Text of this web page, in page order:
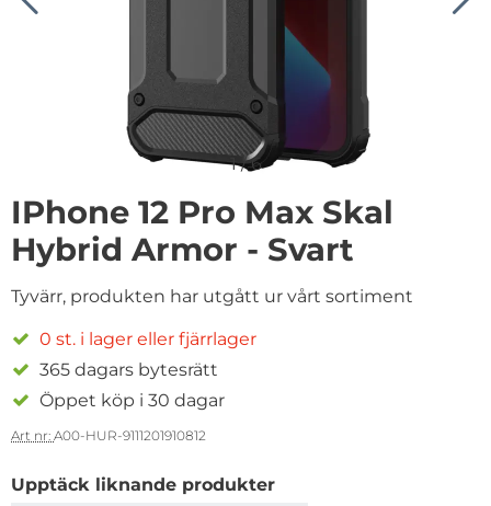
1/6
IPhone 12 Pro Max Skal
Hybrid Armor - Svart
Tyvärr, produkten har utgått ur vårt sortiment
0 st. i lager eller fjärrlager
365 dagars bytesrätt
Öppet köp i 30 dagar
Art nr: A00-HUR-9111201910812
Upptäck liknande produkter